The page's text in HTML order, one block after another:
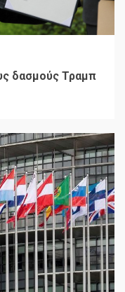
δασμούς Τραμπ